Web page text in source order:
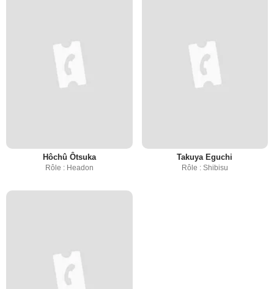
Hôchû Ôtsuka
Rôle : Headon
Takuya Eguchi
Rôle : Shibisu